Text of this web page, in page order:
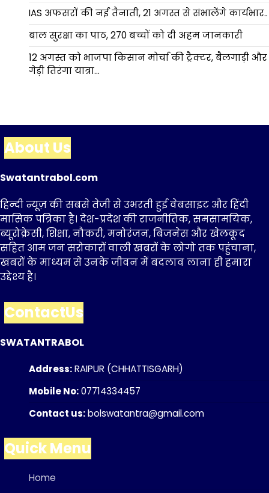
IAS अफसरों की नई तैनाती, 21 अगस्त से संभालेंगे कार्यभार..
बाल सुरक्षा का पाठ, 270 बच्चों को दी अहम जानकारी
12 अगस्त को भाजपा किसान मोर्चा की ट्रैक्टर, बैलगाड़ी और
गेड़ी तिरंगा यात्रा…
About Us
Swatantrabol.com
हिन्दी न्यूज़ की सबसे तेजी से उभरती हुई वेबसाइट और हिंदी
मासिक पत्रिका है। देश-प्रदेश की राजनीतिक, समसामयिक,
ब्यूरोक्रेसी, शिक्षा, नौकरी, मनोरंजन, बिजनेस और खेलकूद
सहित आम जन सरोकारों वाली खबरों के लोगो तक पहुंचाना,
खबरों के माध्यम से उनके जीवन में बदलाव लाना ही हमारा
उद्देश्य है।
ContactUs
SWATANTRABOL
Address:RAIPUR (CHHATTISGARH)
Mobile No:07714334457
Contact us:bolswatantra@gmail.com
Quick Menu
Home